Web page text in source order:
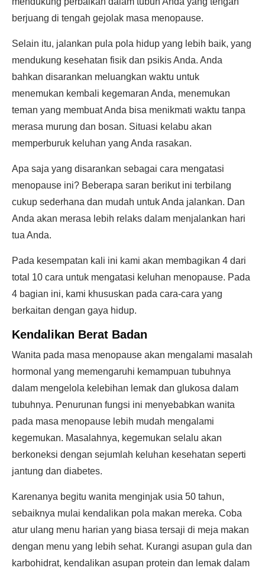
berjuang di tengah gejolak masa menopause.
Selain itu, jalankan pula pola hidup yang lebih baik, yang
mendukung kesehatan fisik dan psikis Anda. Anda
bahkan disarankan meluangkan waktu untuk
menemukan kembali kegemaran Anda, menemukan
teman yang membuat Anda bisa menikmati waktu tanpa
merasa murung dan bosan. Situasi kelabu akan
memperburuk keluhan yang Anda rasakan.
Apa saja yang disarankan sebagai cara mengatasi
menopause ini? Beberapa saran berikut ini terbilang
cukup sederhana dan mudah untuk Anda jalankan. Dan
Anda akan merasa lebih relaks dalam menjalankan hari
tua Anda.
Pada kesempatan kali ini kami akan membagikan 4 dari
total 10 cara untuk mengatasi keluhan menopause. Pada
4 bagian ini, kami khususkan pada cara-cara yang
berkaitan dengan gaya hidup.
Kendalikan Berat Badan
Wanita pada masa menopause akan mengalami masalah
hormonal yang memengaruhi kemampuan tubuhnya
dalam mengelola kelebihan lemak dan glukosa dalam
tubuhnya. Penurunan fungsi ini menyebabkan wanita
pada masa menopause lebih mudah mengalami
kegemukan. Masalahnya, kegemukan selalu akan
berkoneksi dengan sejumlah keluhan kesehatan seperti
jantung dan diabetes.
Karenanya begitu wanita menginjak usia 50 tahun,
sebaiknya mulai kendalikan pola makan mereka. Coba
atur ulang menu harian yang biasa tersaji di meja makan
dengan menu yang lebih sehat. Kurangi asupan gula dan
karbohidrat, kendalikan asupan protein dan lemak dalam